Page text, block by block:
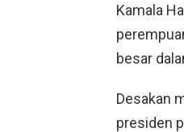
Kamala
besar
Desakan
presiden